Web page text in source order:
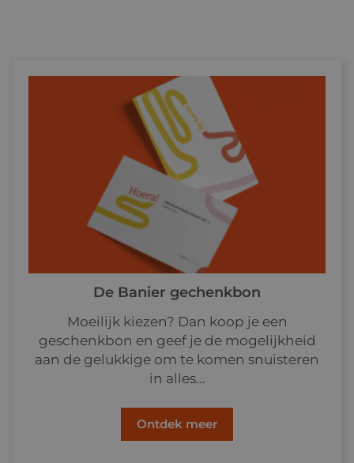
De Banier gechenkbon
Moeilijk kiezen? Dan koop je een
geschenkbon en geef je de mogelijkheid
aan de gelukkige om te komen snuisteren
in alles...
Ontdek meer